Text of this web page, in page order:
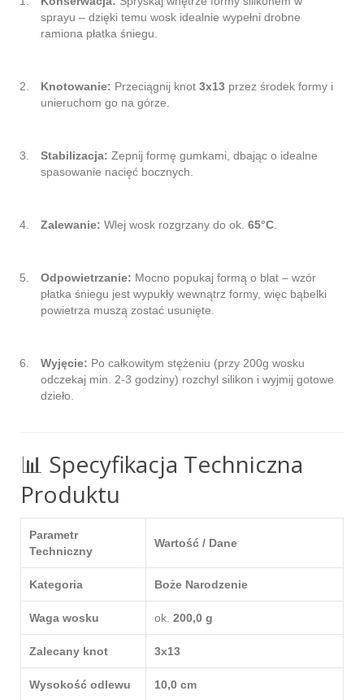
sprayu – dzięki temu wosk idealnie wypełni drobne
ramiona płatka śniegu.
Knotowanie: Przeciągnij knot 3x13 przez środek formy i
unieruchom go na górze.
Stabilizacja: Zepnij formę gumkami, dbając o idealne
spasowanie nacięć bocznych.
Zalewanie: Wlej wosk rozgrzany do ok. 65°C
Odpowietrzanie: Mocno popukaj formą o blat – wzór
płatka śniegu jest wypukły wewnątrz formy, więc bąbelki
powietrza muszą zostać usunięte.
Wyjęcie: Po całkowitym stężeniu (przy 200g wosku
odczekaj min. 2-3 godziny) rozchyl silikon i wyjmij gotowe
dzieło.
📊 Specyfikacja Techniczna
Produktu
Parametr
Techniczny
Wartość / Dane
Kategoria Boże Narodzenie
Waga wosku ok. 200,0 g
Zalecany knot 3x13
Wysokość odlewu 10,0 cm